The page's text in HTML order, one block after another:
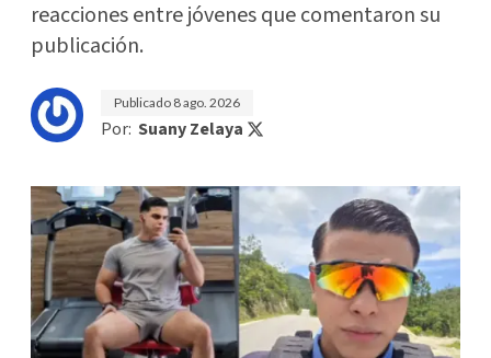
reacciones entre jóvenes que comentaron su
publicación.
Publicado 8 ago. 2026
Por: Suany Zelaya